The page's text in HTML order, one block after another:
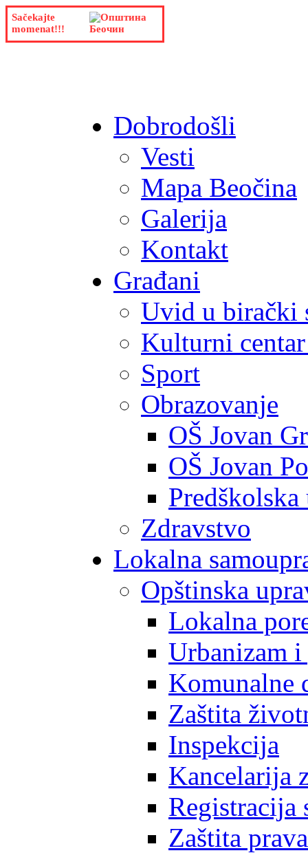
Sačekajte
momenat!!!
Dobrodošli
Vesti
Mapa Beočina
Galerija
Kontakt
Građani
Uvid u birački
Kulturni
Sport
Obrazovanje
OŠ Jovan
OŠ Jovan
Predškolska
Zdravstvo
Lokalna
Opštinska
Lokalna
Urbanizam
Komunalne
Zaštita
Inspekcija
Kancelarija
Registracija
Zaštita